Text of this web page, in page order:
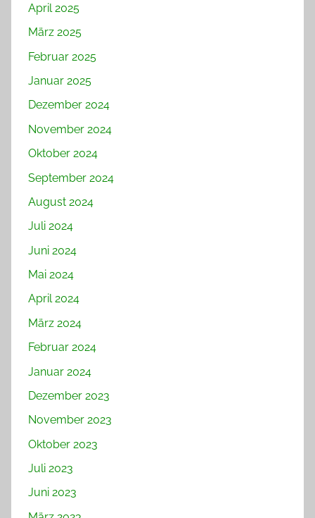
April 2025
März 2025
Februar 2025
Januar 2025
Dezember 2024
November 2024
Oktober 2024
September 2024
August 2024
Juli 2024
Juni 2024
Mai 2024
April 2024
März 2024
Februar 2024
Januar 2024
Dezember 2023
November 2023
Oktober 2023
Juli 2023
Juni 2023